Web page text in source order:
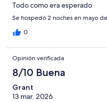
Todo como era esperado
Se hospedó 2 noches en mayo
0
Opinión verificada
8/10 Buena
Grant
13 mar. 2026